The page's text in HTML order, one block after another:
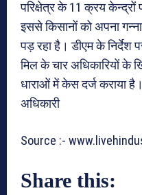
परिक्षेत्र के 11 क्रय
इससे किसानों को अपना
पड़ रहा है। डीएम के निर्देश
मिल के चार अधिकारियों के
धाराओं में केस दर्ज कराया
अधिकारी
Source :-
Share this: